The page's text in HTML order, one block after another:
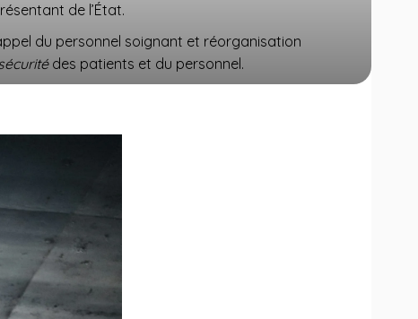
de l’État.
du personnel soignant et réorganisation
des patients et du personnel.